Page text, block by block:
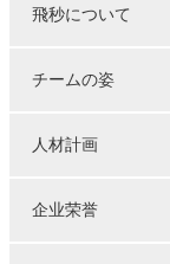
飛秒について
チームの姿
人材計画
企业荣誉